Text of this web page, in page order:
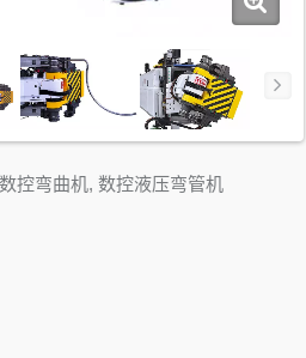
控弯曲机, 数控液压弯管机